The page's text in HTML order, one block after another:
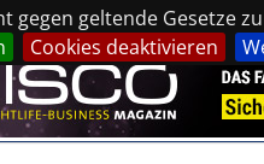
geltende Gesetze
Cookies deaktivieren